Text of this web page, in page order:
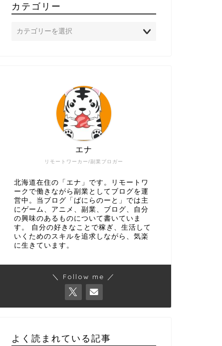
カテゴリー
リモートワーカー/副業ブロガー
エナ
北海道在住の「エナ」です。リモートワ
ークで働きながら副業としてブログを運
営中。当ブログ「ばにらのーと」では主
にゲーム、アニメ、副業、ブログ、自分
の興味のあるものについて書いていま
す。 自分の好きなことで稼ぎ、生活して
いくためのスキルを追求しながら、気楽
に生きています。
＼ Follow me ／
よく読まれている記事